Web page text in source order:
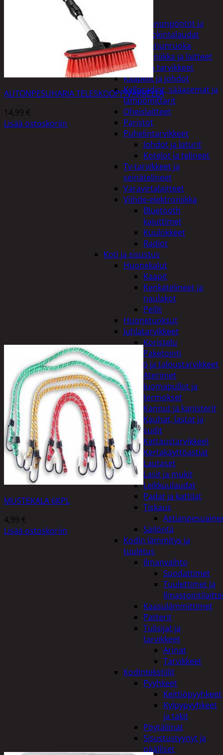
Linnunpöntöt ja
ruokintalaudat
Linnunruoka
Kodin elektroniikka ja laitteet
Imurit ja tarvikkeet
Kaapelit ja johdot
Kelloradiot, sääasemat ja
lämpömittarit
Oheislaitteet
Paristot
Puhelintarvikkeet
Johdot ja laturit
Kotelot ja telineet
Tv-tarvikkeet ja
seinätelineet
Varavirtalaitteet
Viihde-elektroniikka
Bluetooth
kaiuttimet
Kuulokkeet
Radiot
Koti ja sisustus
Huonekalut
Kaapit
Kenkätelineet ja
naulakot
Peilit
Huonetuoksut
Juhlatarvikkeet
Koristelu
Paketointi
Keittiö ja taloustarvikkeet
Aterimet
Juomapullot ja
termokset
Kannut ja kanisterit
Kauhat, lastat ja
sudit
Kattaustarvikkeet
Kertakäyttöastiat
Lautaset
Lasit ja mukit
Leikkuulaudat
Padat ja kattilat
Tiskaus
Säilöntä
Kodin lämmitys ja
tuuletus
Ilmanvaihto
Suodattimet
Tuulettimet ja
Kaasulämmittimet
Patterit
Tulisijat ja
tarvikkeet
Arinat
Tarvikkeet
Kodintekstiilit
Pyyhkeet
Keittiöpyyhkeet
Kylpypyyhkeet
ja takit
Pöytäliinat
Sisustustyynyt ja
päälliset
AUTONPESUHARJA TELESKOOPPIVARRELLA
14,99 €
Lisää ostoskoriin
MUSTEKALA 6KPL
4,99 €
Lisää ostoskoriin